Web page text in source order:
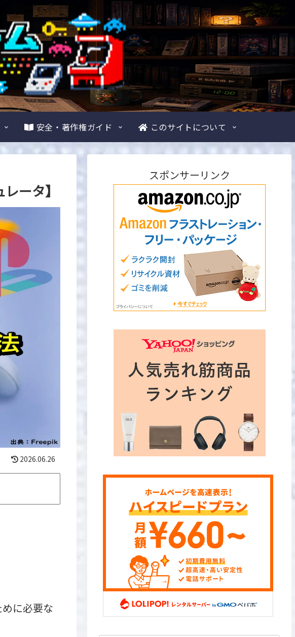
安全・著作権ガイド このサイトについて
ータ】
2026.06.26
に必要な
スポンサーリンク